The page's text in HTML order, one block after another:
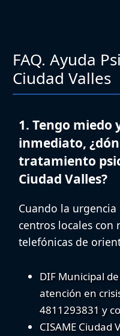
FAQ. Ayuda
Ciudad Valles
1. Tengo miedo
inmediato,
tratamiento
Ciudad Valles?
Cuando la
centros locales con
telefónicas de
DIF Municipal
atención en
4811293831 y
CISAME Ciudad